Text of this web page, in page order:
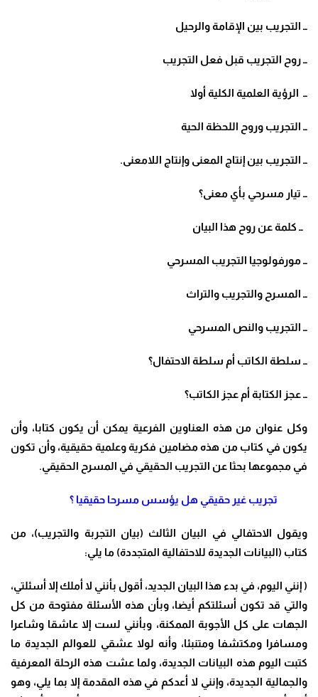
ــ التجريب بين الإقامة والرحيل
ــ روح التجريب قبل فعل التجريب
ــ الرؤية العلمية الكلية أولا
ــ التجريب وروح اللحظة الحية
ــ التجريب بين إنتاج المعنى وإنتاج اللامعنى.
ــ تيار مسرحي بأي معنى؟
ــ كلمة عن روح هذا البيان
ــ مورفولوجيا التجريب المسرحي
ــ المسرح والتجريب والتراث
ــ التجريب والنص المسرحي
ــ سلطة الكاتب أم سلطة الاحتفال؟
ــ عجز الكتابة أم عجز الكاتب؟
وكل عنوان من هذه العناوين الفرعية يمكن أن يكون كتابا، وأن
يكون في كتاب من هذه مضامين فكرية وعلمية حقيقية، وأن تكون
في مجموعها بحثا عن التجريب الحقيقي في المسرح الحقيقي.
تجريب غير حقيقي هل يؤسس مسرحا حقيقيا ؟
ويقول الاحتفالي في البيان الثالث (بيان التجربة والتجريب)، من
كتاب (البيانات الجديدة للاحتفالية المتجددة) ما يلي:
(إنني اليوم، في بدء هذا البيان الجديد، أقول بأنني لا أملك إلا أسئلتي،
والتي قد تكون أسئلتكم أيضا، وبأن هذه الأسئلة مفتوحة من كل
الجهات على كل الأجوبة الممكنة، وبأنني لست إلا عاشقا وشاعرا
ومسافرا ومكتشفا ومتنبئا، وأنه لولا عشقي للعوالم الجديدة ما
كتبت اليوم هذه البيانات الجديدة، ولما عشت هذه الرحلة المعرفية
والجمالية الجديدة، وإنني لا أعدكم في هذه المقدمة إلا بما يلي، وهو